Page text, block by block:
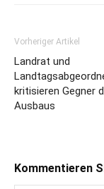
Vorheriger Artikel
Landrat und
kritisieren Gegner
Ausbaus
Kommentieren